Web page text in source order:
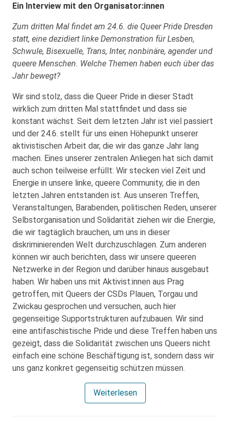
Ein Interview mit den Organisator:innen
Zum dritten Mal findet am 24.6. die Queer Pride Dresden
statt, eine dezidiert linke Demonstration für Lesben,
Schwule, Bisexuelle, Trans, Inter, nonbinäre, agender und
queere Menschen. Welche Themen haben euch über das
Jahr bewegt?
Wir sind stolz, dass die Queer Pride in dieser Stadt
wirklich zum dritten Mal stattfindet und dass sie
konstant wächst. Seit dem letzten Jahr ist viel passiert
und der 24.6. stellt für uns einen Höhepunkt unserer
aktivistischen Arbeit dar, die wir das ganze Jahr lang
machen. Eines unserer zentralen Anliegen hat sich damit
auch schon teilweise erfüllt: Wir stecken viel Zeit und
Energie in unsere linke, queere Community, die in den
letzten Jahren entstanden ist. Aus unseren Treffen,
Veranstaltungen, Barabenden, politischen Reden, unserer
Selbstorganisation und Solidarität ziehen wir die Energie,
die wir tagtäglich brauchen, um uns in dieser
diskriminierenden Welt durchzuschlagen. Zum anderen
können wir auch berichten, dass wir unsere queeren
Netzwerke in der Region und darüber hinaus ausgebaut
haben. Wir haben uns mit Aktivist:innen aus Prag
getroffen, mit Queers der CSDs Plauen, Torgau und
Zwickau gesprochen und versuchen, auch hier
gegenseitige Supportstrukturen aufzubauen. Wir sind
eine antifaschistische Pride und diese Treffen haben uns
gezeigt, dass die Solidarität zwischen uns Queers nicht
einfach eine schöne Beschäftigung ist, sondern dass wir
uns ganz konkret gegenseitig schützen müssen.
Weiterlesen